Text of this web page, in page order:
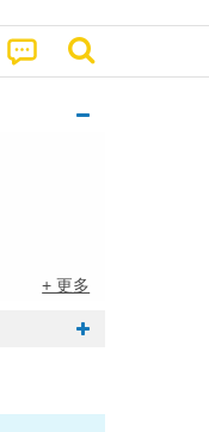
+ 更多